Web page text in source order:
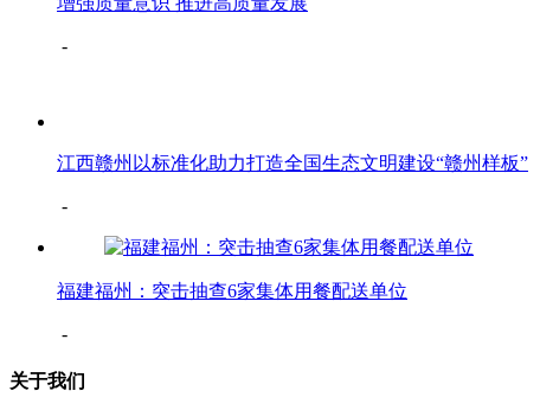
-
江西赣州以标准化助力打造全国生态文明建设“赣州样板”
-
福建福州：突击抽查6家集体用餐配送单位
-
关于我们